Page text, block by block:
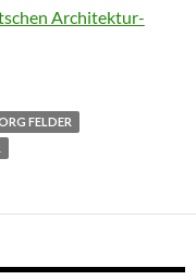
Architektur-
FELDER